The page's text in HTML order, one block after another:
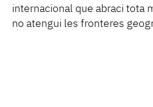
internacional que abraci tota
no atengui les fronteres